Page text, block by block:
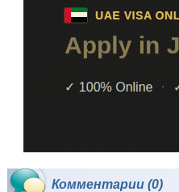
Комментарии (0)